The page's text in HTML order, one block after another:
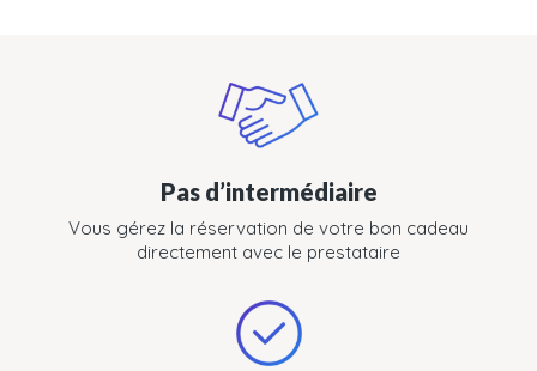
Pas d’intermédiaire
Vous gérez la réservation de votre bon cadeau
directement avec le prestataire